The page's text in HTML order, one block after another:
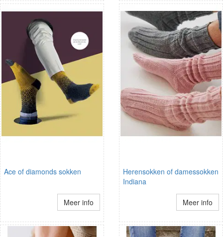
Ace of diamonds sokken
Meer info
Herensokken of damessokken
Indiana
Meer info